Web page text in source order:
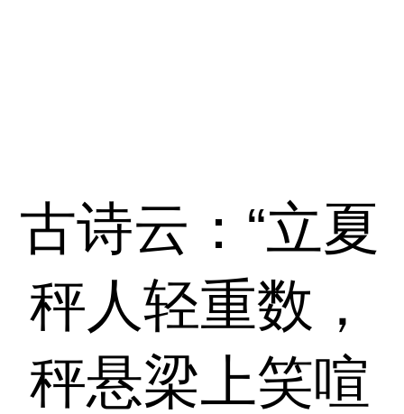
古诗云：“立夏
秤人轻重数，
秤悬梁上笑喧